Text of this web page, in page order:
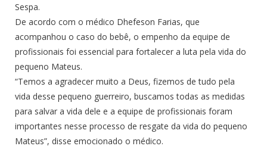
Sespa.
De acordo com o médico Dhefeson Farias, que
acompanhou o caso do bebê, o empenho da equipe de
profissionais foi essencial para fortalecer a luta pela vida do
pequeno Mateus.
“Temos a agradecer muito a Deus, fizemos de tudo pela
vida desse pequeno guerreiro, buscamos todas as medidas
para salvar a vida dele e a equipe de profissionais foram
importantes nesse processo de resgate da vida do pequeno
Mateus”, disse emocionado o médico.